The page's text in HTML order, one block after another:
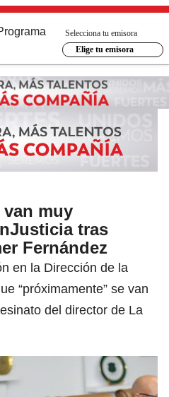
Selecciona tu emisora
Elige tu emisora
muy
tras
Fernández
en la Dirección de la
“próximamente” se van
del director de La